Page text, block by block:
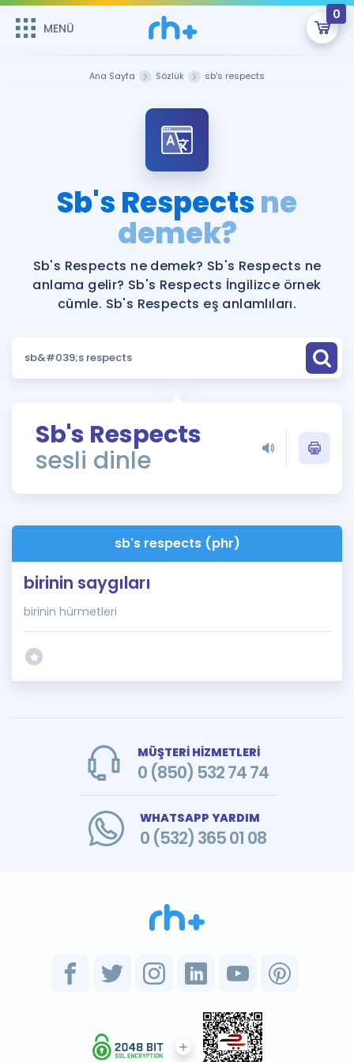
MENÜ
0
Şifremi Hatırlamıyorum
Sepetin Şu An Boş.
Remzi Hoca ile seni sınava hazırlayacak onlarca eğitim seni
bekliyor!
MENÜ
Katılımcı Görüşleri
Faydalı Araçlar
Ücretsiz Kaynaklar
Puan Hesaplama
ÖSYM Sınav Takvimi
Kampanyalar
İngilizce Gramer
İngilizce Gramer
Ana Sayfa Sözlük sb's respects
Sb's Respectsne
demek?
Sb's Respects ne demek? Sb's Respects ne
anlama gelir? Sb's Respects İngilizce örnek
cümle. Sb's Respects eş anlamlıları.
Sb's Respects
sesli dinle
sb's respects (phr)
birinin saygıları
birinin hürmetleri
MÜŞTERİ HİZMETLERİ
0 (850) 532 74 74
WHATSAPP YARDIM
0 (532) 365 01 08